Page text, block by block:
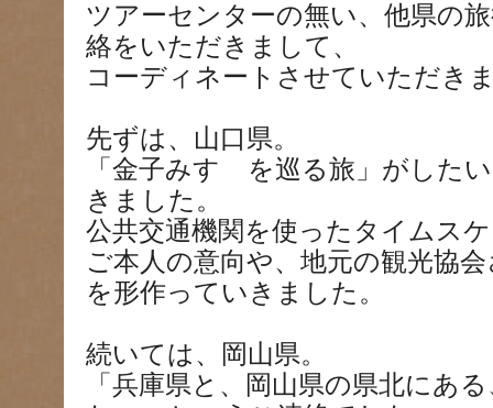
ツアーセンターの無い、他県の
絡をいただきまして、
コーディネートさせていただき
先ずは、山口県。
「金子みすゞを巡る旅」がした
きました。
公共交通機関を使ったタイムス
ご本人の意向や、地元の観光協
を形作っていきました。
続いては、岡山県。
「兵庫県と、岡山県の県北にあ